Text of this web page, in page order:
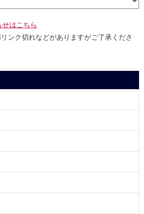
はこちら
ンク切れなどがありますがご了承くださ